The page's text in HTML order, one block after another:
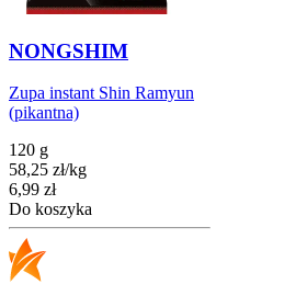
NONGSHIM
Zupa instant Shin Ramyun
(pikantna)
120 g
58,25 zł/kg
Cena
6,99 zł
Do koszyka